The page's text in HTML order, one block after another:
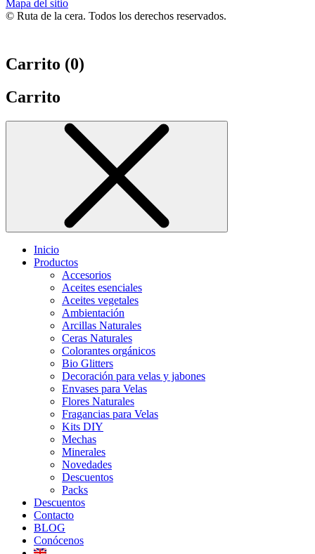
Mapa del sitio
© Ruta de la cera. Todos los derechos reservados.
Carrito (0)
Carrito
Inicio
Productos
Accesorios
Aceites esenciales
Aceites vegetales
Ambientación
Arcillas Naturales
Ceras Naturales
Colorantes orgánicos
Bio Glitters
Decoración para velas y jabones
Envases para Velas
Flores Naturales
Fragancias para Velas
Kits DIY
Mechas
Minerales
Novedades
Descuentos
Packs
Descuentos
Contacto
BLOG
Conócenos